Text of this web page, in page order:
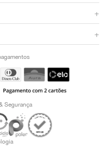
+
+
Segurança